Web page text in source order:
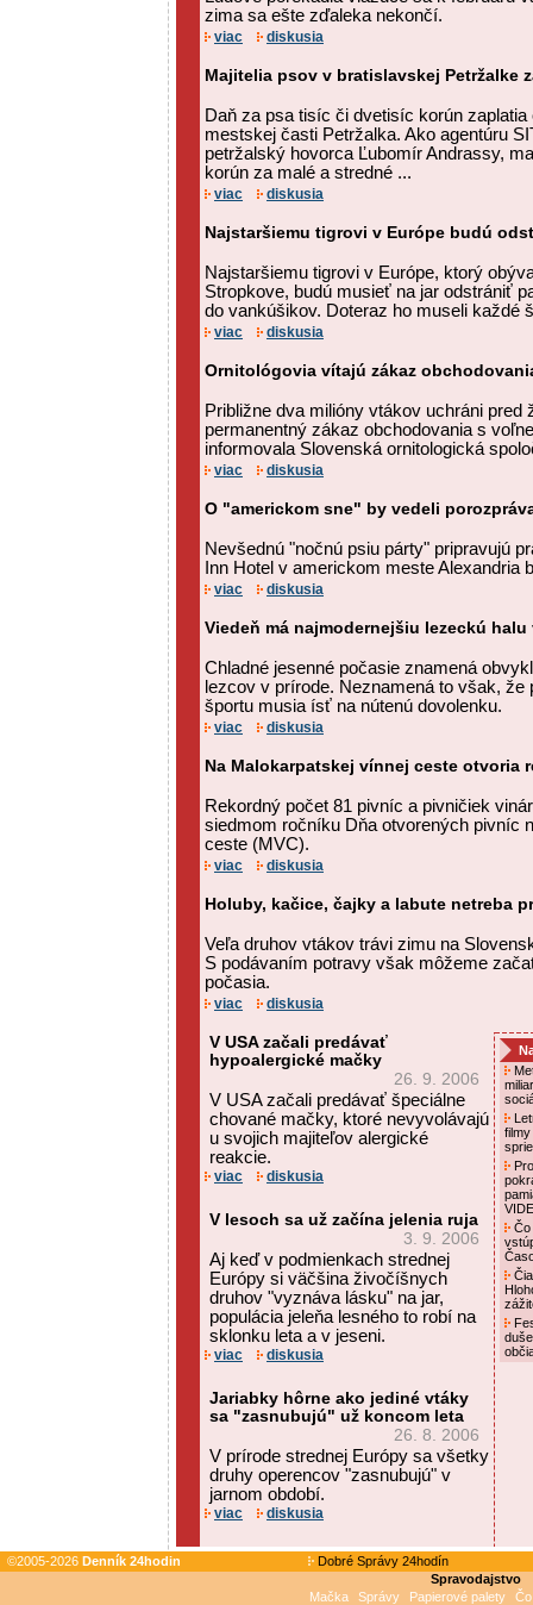
zima sa ešte zďaleka nekončí.
viac diskusia
Majitelia psov v bratislavskej Petržalke
Daň za psa tisíc či dvetisíc korún
mestskej časti Petržalka. Ako agentúru
petržalský hovorca Ľubomír Andrassy,
korún za malé a stredné ...
viac diskusia
Najstaršiemu tigrovi v Európe budú
Najstaršiemu tigrovi v Európe, ktorý
Stropkove, budú musieť na jar odstrániť
do vankúšikov. Doteraz ho museli každé
viac diskusia
Ornitológovia vítajú zákaz
Približne dva milióny vtákov uchráni
permanentný zákaz obchodovania s
informovala Slovenská ornitologická
viac diskusia
O "americkom sne" by vedeli
Nevšednú "nočnú psiu párty" pripravujú
Inn Hotel v americkom meste Alexandria
viac diskusia
Viedeň má najmodernejšiu lezeckú halu
Chladné jesenné počasie znamená
lezcov v prírode. Neznamená to však, že
športu musia ísť na nútenú dovolenku.
viac diskusia
Na Malokarpatskej vínnej ceste otvoria
Rekordný počet 81 pivníc a pivničiek
siedmom ročníku Dňa otvorených pivníc
ceste (MVC).
viac diskusia
Holuby, kačice, čajky a labute netreba
Veľa druhov vtákov trávi zimu na
S podávaním potravy však môžeme
počasia.
viac diskusia
V USA začali predávať
hypoalergické mačky
26. 9. 2006
V USA začali predávať špeciálne
chované mačky, ktoré nevyvolávajú
u svojich majiteľov alergické
reakcie.
viac diskusia
V lesoch sa už začína jelenia ruja
3. 9. 2006
Aj keď v podmienkach strednej
Európy si väčšina živočíšnych
druhov "vyznáva lásku" na jar,
populácia jeleňa lesného to robí na
sklonku leta a v jeseni.
viac diskusia
Jariabky hôrne ako jediné vtáky
sa "zasnubujú" už koncom leta
26. 8. 2006
V prírode strednej Európy sa všetky
druhy operencov "zasnubujú" v
jarnom období.
viac diskusia
Čo
©2005-2026 Denník 24hodin
Dobré Správy 24hodín
Spravodajstvo
Mačka
Správy Papierové palety